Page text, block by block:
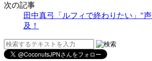
次の記事
田中真弓「ルフィで終わりたい」"
及！